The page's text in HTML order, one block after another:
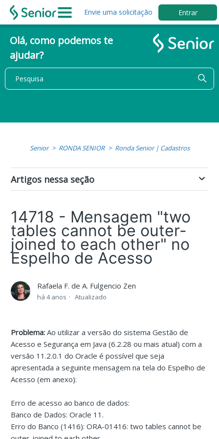
Envie uma solicitação Entrar
Olá, como podemos te
ajudar?
Senior RONDA SENIOR Ronda Senior | Cadastros
Artigos nessa seção
14718 - Mensagem "two
tables cannot be outer-
joined to each other" no
Espelho de Acesso
Rafaela F. de A. Fulgencio Zen
há 4 anos Atualizado
Problema:Ao utilizar a versão do sistema Gestão de
Acesso e Segurança em Java (6.2.28 ou mais atual) com a
versão 11.2.0.1 do Oracle é possível que seja
apresentada a seguinte mensagem na tela do Espelho de
Acesso (em anexo):
Erro de acesso ao banco de dados:
Banco de Dados: Oracle 11.
Erro do Banco (1416): ORA-01416: two tables cannot be